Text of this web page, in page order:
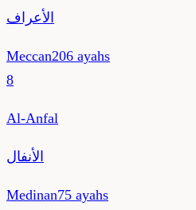
الأعراف
Meccan206 ayahs
8
Al-Anfal
الأنفال
Medinan75 ayahs